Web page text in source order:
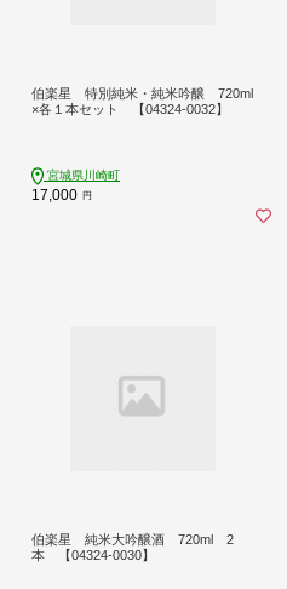
伯楽星 特別純米・純米吟醸 720ml
×各１本セット 【04324-0032】
宮城県川崎町
17,000 円
伯楽星 純米大吟醸酒 720ml 2
本 【04324-0030】